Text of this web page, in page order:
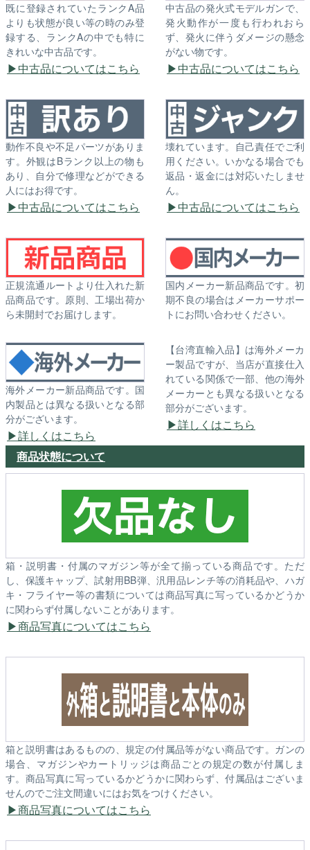
既に登録されていたランクA品
よりも状態が良い等の時のみ登
録する、ランクAの中でも特に
きれいな中古品です。
中古品についてはこちら
中古品の発火式モデルガンで、
発火動作が一度も行われおら
ず、発火に伴うダメージの懸念
がない物です。
中古品についてはこちら
動作不良や不足パーツがありま
す。外観はBランク以上の物も
あり、自分で修理などができる
人にはお得です。
中古品についてはこちら
壊れています。自己責任でご利
用ください。いかなる場合でも
返品・返金には対応いたしませ
ん。
中古品についてはこちら
正規流通ルートより仕入れた新
品商品です。原則、工場出荷か
ら未開封でお届けします。
国内メーカー新品商品です。初
期不良の場合はメーカーサポー
トにお問い合わせください。
海外メーカー新品商品です。国
内製品とは異なる扱いとなる部
分がございます。
詳しくはこちら
【台湾直輸入品】は海外メーカ
ー製品ですが、当店が直接仕入
れている関係で一部、他の海外
メーカーとも異なる扱いとなる
部分がございます。
詳しくはこちら
商品状態について
箱・説明書・付属のマガジン等が全て揃っている商品です。ただ
し、保護キャップ、試射用BB弾、汎用品レンチ等の消耗品や、ハガ
キ・フライヤー等の書類については商品写真に写っているかどうか
に関わらず付属しないことがあります。
商品写真についてはこちら
箱と説明書はあるものの、規定の付属品等がない商品です。ガンの
場合、マガジンやカートリッジは商品ごとの規定の数が付属しま
す。商品写真に写っているかどうかに関わらず、付属品はございま
せんのでご注文間違いにはお気をつけください。
商品写真についてはこちら